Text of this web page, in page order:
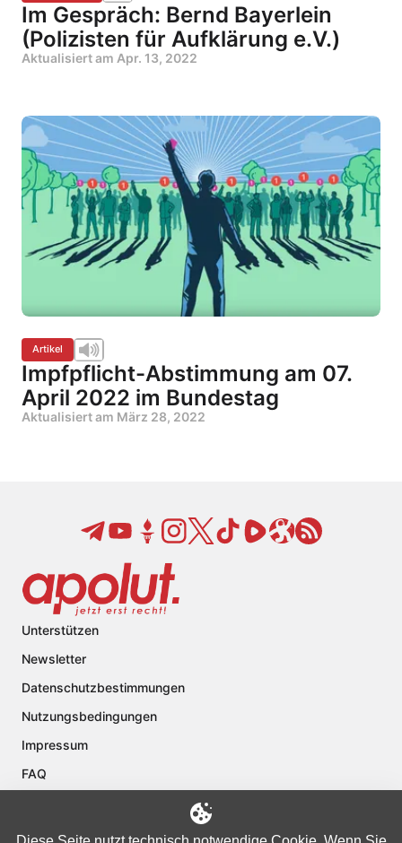
Im Gespräch: Bernd Bayerlein
(Polizisten für Aufklärung e.V.)
Aktualisiert am Apr. 13, 2022
Artikel
Impfpflicht-Abstimmung am 07.
April 2022 im Bundestag
Aktualisiert am März 28, 2022
Unterstützen
Newsletter
Datenschutzbestimmungen
Nutzungsbedingungen
Impressum
FAQ